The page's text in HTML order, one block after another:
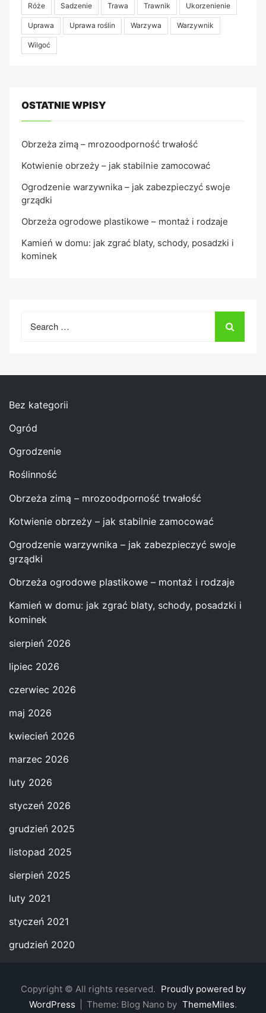
Róże Sadzenie Trawa Trawnik Ukorzenienie
Uprawa Uprawa roślin Warzywa Warzywnik
Wilgoć
OSTATNIE WPISY
Obrzeża zimą – mrozoodporność trwałość
Kotwienie obrzeży – jak stabilnie zamocować
Ogrodzenie warzywnika – jak zabezpieczyć swoje
grządki
Obrzeża ogrodowe plastikowe – montaż i rodzaje
Kamień w domu: jak zgrać blaty, schody, posadzki i
kominek
for:
Bez kategorii
Ogród
Ogrodzenie
Roślinność
Obrzeża zimą – mrozoodporność trwałość
Kotwienie obrzeży – jak stabilnie zamocować
Ogrodzenie warzywnika – jak zabezpieczyć swoje
grządki
Obrzeża ogrodowe plastikowe – montaż i rodzaje
Kamień w domu: jak zgrać blaty, schody, posadzki i
kominek
sierpień 2026
lipiec 2026
czerwiec 2026
maj 2026
kwiecień 2026
marzec 2026
luty 2026
styczeń 2026
grudzień 2025
listopad 2025
sierpień 2025
luty 2021
styczeń 2021
grudzień 2020
Copyright © All rights reserved. Proudly powered by
WordPress
Theme: Blog Nano by ThemeMiles.